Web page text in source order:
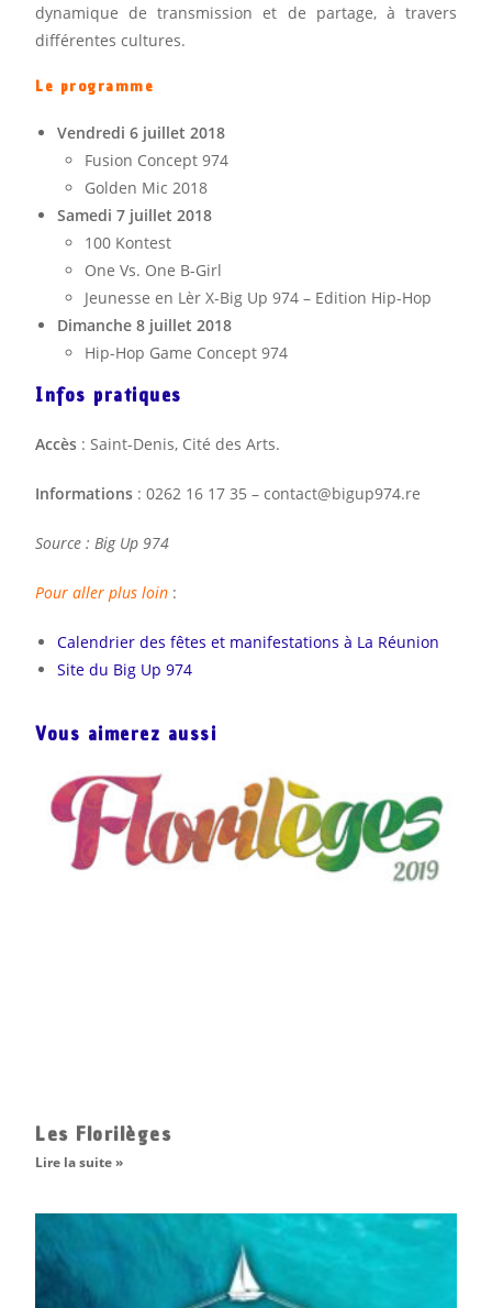
dynamique de transmission et de partage, à travers
différentes cultures.
Le programme
Vendredi 6 juillet 2018
Fusion Concept 974
Golden Mic 2018
Samedi 7 juillet 2018
100 Kontest
One Vs. One B-Girl
Jeunesse en Lèr X-Big Up 974 – Edition Hip-Hop
Dimanche 8 juillet 2018
Hip-Hop Game Concept 974
Infos pratiques
Accès : Saint-Denis, Cité des Arts.
Informations : 0262 16 17 35 – contact@bigup974.re
Source : Big Up 974
Pour aller plus loin :
Calendrier des fêtes et manifestations à La Réunion
Site du Big Up 974
Vous aimerez aussi
Les Florilèges
Lire la suite »